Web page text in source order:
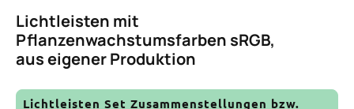
Lichtleisten mit
Pflanzenwachstumsfarben sRGB,
aus eigener Produktion
Lichtleisten Set Zusammenstellungen bzw.